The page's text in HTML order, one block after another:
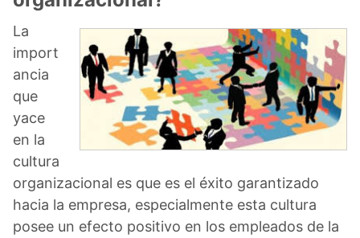
La
import
ancia
que
yace
en la
cultura
organizacional es que es el éxito garantizado
hacia la empresa, especialmente esta cultura
posee un efecto positivo en los empleados de la